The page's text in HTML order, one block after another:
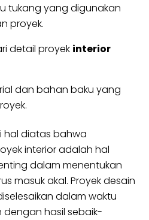
tukang yang digunakan
proyek.
detail proyek interior
dan bahan baku yang
hal diatas bahwa
interior adalah hal
dalam menentukan
masuk akal. Proyek desain
dalam waktu
dengan hasil sebaik-